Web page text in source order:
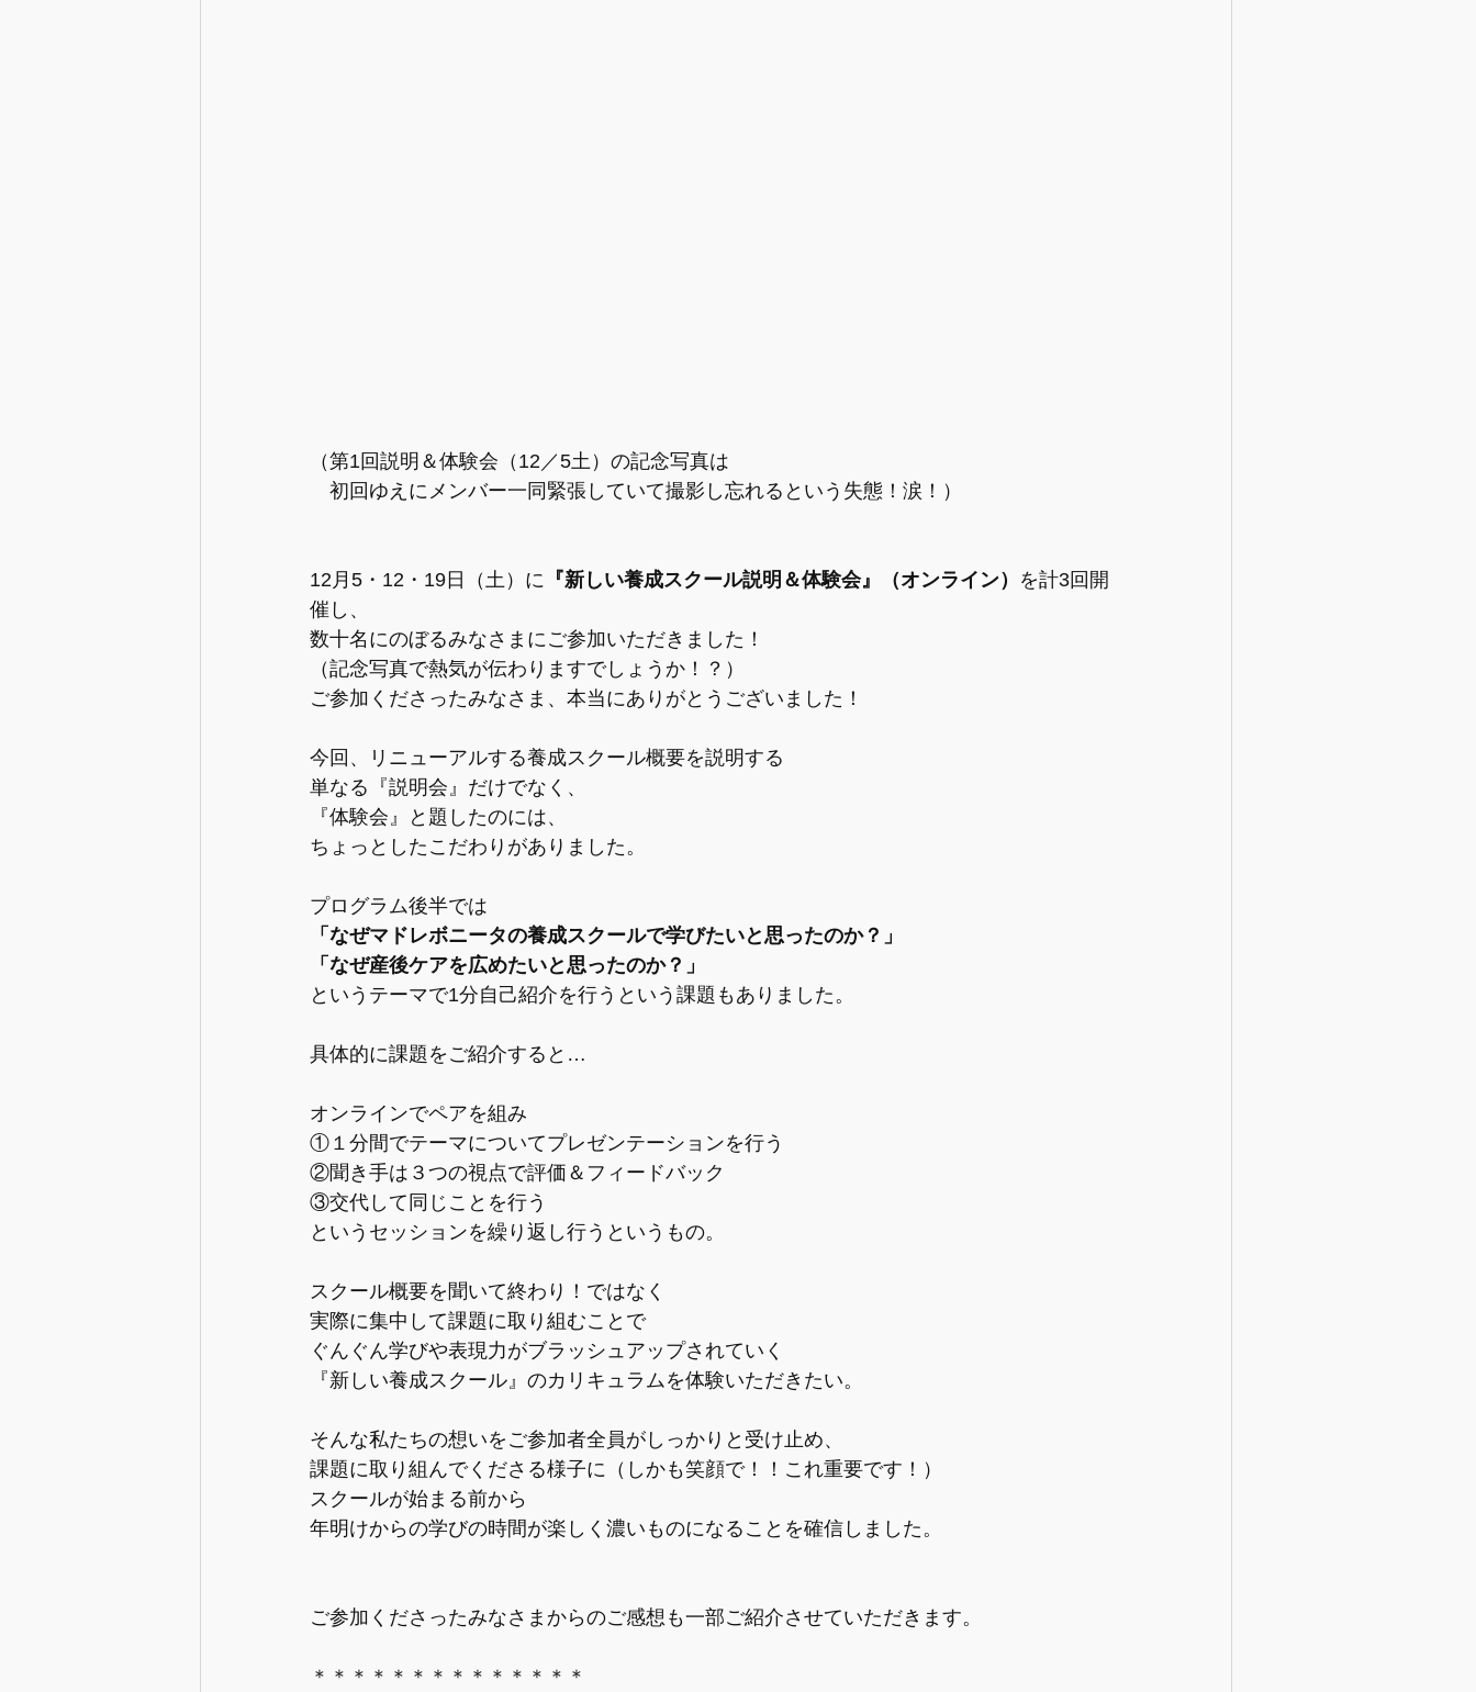
（第1回説明＆体験会（12／5土）の記念写真は
初回ゆえにメンバー一同緊張していて撮影し忘れるという失態！涙！）
12月5・12・19日（土）に 『新しい養成スクール説明＆体験会』（オンライン） を計3回開
催し、
数十名にのぼるみなさまにご参加いただきました！
（記念写真で熱気が伝わりますでしょうか！？）
ご参加くださったみなさま、本当にありがとうございました！
今回、リニューアルする養成スクール概要を説明する
単なる『説明会』だけでなく、
『体験会』と題したのには、
ちょっとしたこだわりがありました。
プログラム後半では
「なぜマドレボニータの養成スクールで学びたいと思ったのか？」
「なぜ産後ケアを広めたいと思ったのか？」
というテーマで1分自己紹介を行うという課題もありました。
具体的に課題をご紹介すると…
オンラインでペアを組み
①１分間でテーマについてプレゼンテーションを行う
②聞き手は３つの視点で評価＆フィードバック
③交代して同じことを行う
というセッションを繰り返し行うというもの。
スクール概要を聞いて終わり！ではなく
実際に集中して課題に取り組むことで
ぐんぐん学びや表現力がブラッシュアップされていく
『新しい養成スクール』のカリキュラムを体験いただきたい。
そんな私たちの想いをご参加者全員がしっかりと受け止め、
課題に取り組んでくださる様子に（しかも笑顔で！！これ重要です！）
スクールが始まる前から
年明けからの学びの時間が楽しく濃いものになることを確信しました。
ご参加くださったみなさまからのご感想も一部ご紹介させていただきます。
＊＊＊＊＊＊＊＊＊＊＊＊＊＊